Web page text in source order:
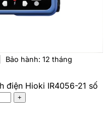
Bảo hành: 12 tháng
điện Hioki IR4056-21 số